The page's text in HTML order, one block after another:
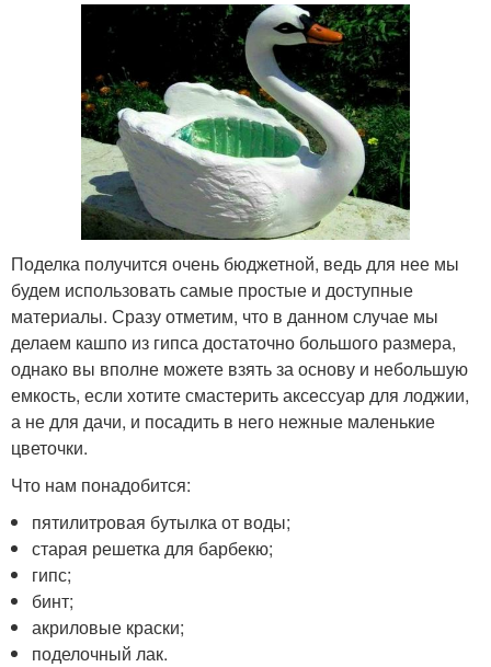
Поделка получится очень бюджетной, ведь для нее мы
будем использовать самые простые и доступные
материалы. Сразу отметим, что в данном случае мы
делаем кашпо из гипса достаточно большого размера,
однако вы вполне можете взять за основу и небольшую
емкость, если хотите смастерить аксессуар для лоджии,
а не для дачи, и посадить в него нежные маленькие
цветочки.
Что нам понадобится:
пятилитровая бутылка от воды;
старая решетка для барбекю;
гипс;
бинт;
акриловые краски;
поделочный лак.